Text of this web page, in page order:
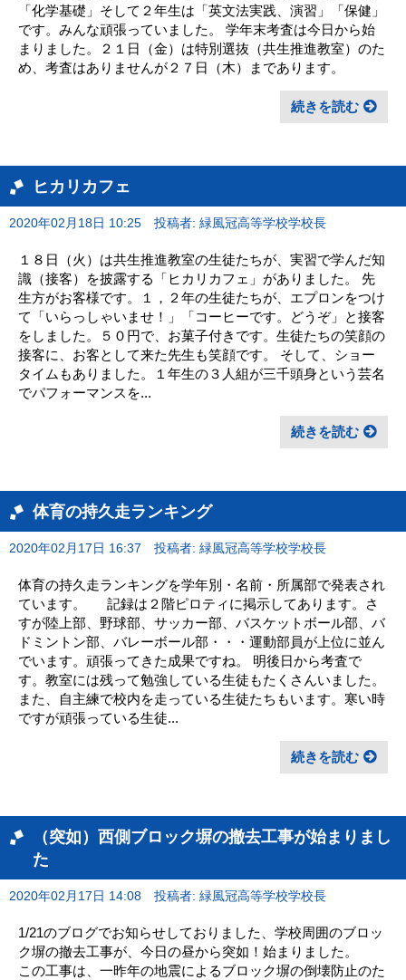
「化学基礎」そして２年生は「英文法実践、演習」「保健」
です。みんな頑張っていました。 学年末考査は今日から始
まりました。２１日（金）は特別選抜（共生推進教室）のた
め、考査はありませんが２７日（木）まであります。
続きを読む
ヒカリカフェ
2020年02月18日 10:25 投稿者: 緑風冠高等学校学校長
１８日（火）は共生推進教室の生徒たちが、実習で学んだ知
識（接客）を披露する「ヒカリカフェ」がありました。 先
生方がお客様です。１，２年の生徒たちが、エプロンをつけ
て「いらっしゃいませ！」「コーヒーです。どうぞ」と接客
をしました。５０円で、お菓子付きです。生徒たちの笑顔の
接客に、お客として来た先生も笑顔です。 そして、ショー
タイムもありました。１年生の３人組が三千頭身という芸名
でパフォーマンスを...
続きを読む
体育の持久走ランキング
2020年02月17日 16:37 投稿者: 緑風冠高等学校学校長
体育の持久走ランキングを学年別・名前・所属部で発表され
ています。 記録は２階ピロティに掲示してあります。さ
すが陸上部、野球部、サッカー部、バスケットボール部、バ
ドミントン部、バレーボール部・・・運動部員が上位に並ん
でいます。頑張ってきた成果ですね。 明後日から考査で
す。教室には残って勉強している生徒もたくさんいました。
また、自主練で校内を走っている生徒たちもいます。寒い時
ですが頑張っている生徒...
続きを読む
（突如）西側ブロック塀の撤去工事が始まりまし
た
2020年02月17日 14:08 投稿者: 緑風冠高等学校学校長
1/21のブログでお知らせしておりました、学校周囲のブロッ
ク塀の撤去工事が、今日の昼から突如！始まりました。
この工事は、一昨年の地震によるブロック塀の倒壊防止のた